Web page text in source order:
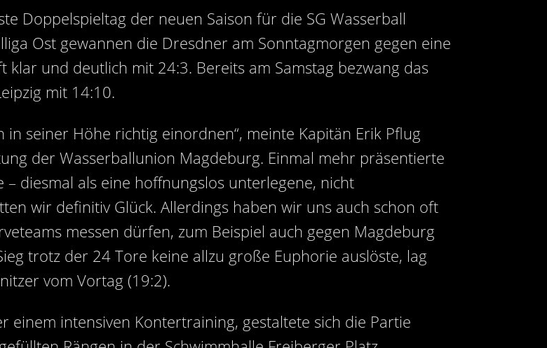
Doppelspieltag der neuen Saison für die SG Wasserball
Ost gewannen die Dresdner am Sonntagmorgen gegen eine
und deutlich mit 24:3. Bereits am Samstag bezwang das
mit 14:10.
seiner Höhe richtig einordnen“, meinte Kapitän Erik Pflug
der Wasserballunion Magdeburg. Einmal mehr präsentierte
diesmal als eine hoffnungslos unterlegene, nicht
wir definitiv Glück. Allerdings haben wir uns auch schon oft
messen dürfen, zum Beispiel auch gegen Magdeburg
trotz der 24 Tore keine allzu große Euphorie auslöste, lag
vom Vortag (19:2).
einem intensiven Kontertraining, gestaltete sich die Partie